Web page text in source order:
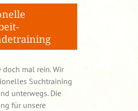
mal rein. Wir
Suchtraining
unterwegs. Die
für unsere